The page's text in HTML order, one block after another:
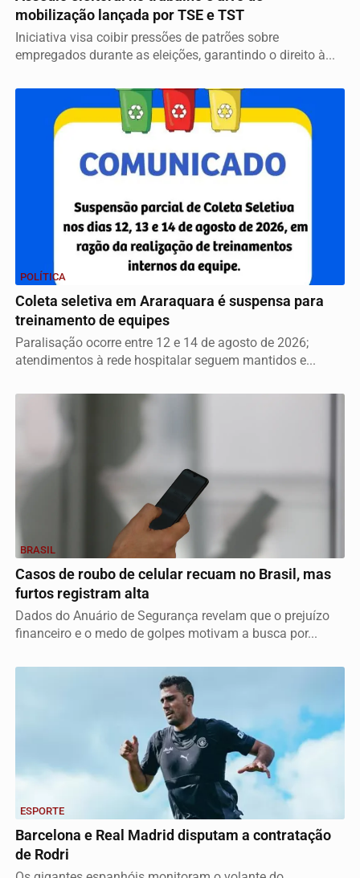
mobilização lançada por TSE e TST
Iniciativa visa coibir pressões de patrões sobre
empregados durante as eleições, garantindo o direito à...
POLÍTICA
Coleta seletiva em Araraquara é suspensa para
treinamento de equipes
Paralisação ocorre entre 12 e 14 de agosto de 2026;
atendimentos à rede hospitalar seguem mantidos e...
BRASIL
Casos de roubo de celular recuam no Brasil, mas
furtos registram alta
Dados do Anuário de Segurança revelam que o prejuízo
financeiro e o medo de golpes motivam a busca por...
ESPORTE
Barcelona e Real Madrid disputam a contratação
de Rodri